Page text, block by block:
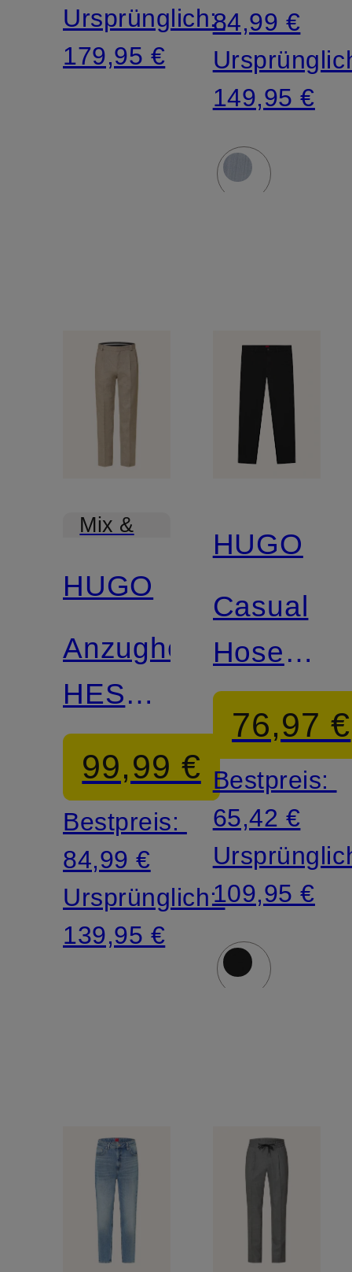
Ursprünglich:
179,95 €
84,99 €
149,95 €
Mix &
HUGO
Anzughose
HESTEN
Extra
Slim Fit
99,99 €
Bestpreis:
84,99 €
Ursprünglich:
139,95 €
HUGO
Casual
Hose
Slim Fit
76,97 €
Bestpreis:
65,42 €
109,95 €